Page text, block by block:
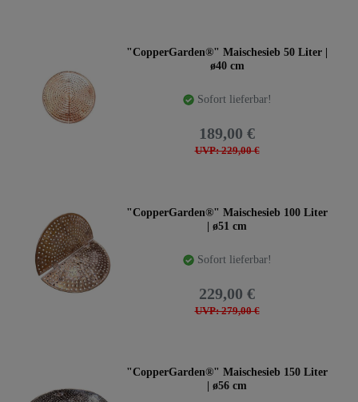
"CopperGarden®" Maischesieb 50 Liter |
ø40 cm
Sofort lieferbar!
UVP: 229,00 €
189,00 €
"CopperGarden®" Maischesieb 100 Liter
| ø51 cm
Sofort lieferbar!
UVP: 279,00 €
229,00 €
"CopperGarden®" Maischesieb 150 Liter
| ø56 cm